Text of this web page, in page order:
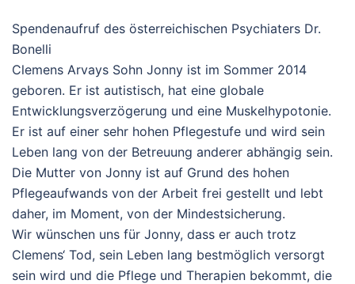
Spendenaufruf des österreichischen Psychiaters Dr.
Bonelli
Clemens Arvays Sohn Jonny ist im Sommer 2014
geboren. Er ist autistisch, hat eine globale
Entwicklungsverzögerung und eine Muskelhypotonie.
Er ist auf einer sehr hohen Pflegestufe und wird sein
Leben lang von der Betreuung anderer abhängig sein.
Die Mutter von Jonny ist auf Grund des hohen
Pflegeaufwands von der Arbeit frei gestellt und lebt
daher, im Moment, von der Mindestsicherung.
Wir wünschen uns für Jonny, dass er auch trotz
Clemens‘ Tod, sein Leben lang bestmöglich versorgt
sein wird und die Pflege und Therapien bekommt, die